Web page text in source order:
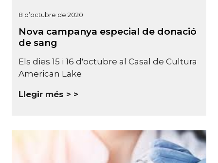
8 d’octubre de 2020
Nova campanya especial de donació
de sang
Els dies 15 i 16 d'octubre al Casal de Cultura
American Lake
Llegir més >